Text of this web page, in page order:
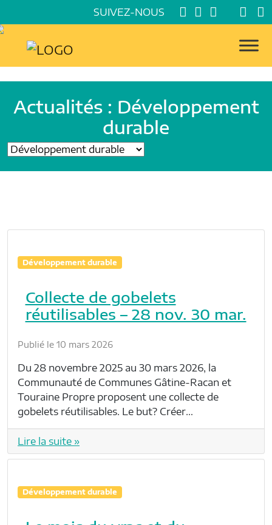
SUIVEZ-NOUS
Actualités : Développement
durable
Développement durable
Collecte de gobelets
réutilisables – 28 nov. 30 mar.
Publié le 10 mars 2026
Du 28 novembre 2025 au 30 mars 2026, la
Communauté de Communes Gâtine-Racan et
Touraine Propre proposent une collecte de
gobelets réutilisables. Le but? Créer…
Lire la suite »
Développement durable